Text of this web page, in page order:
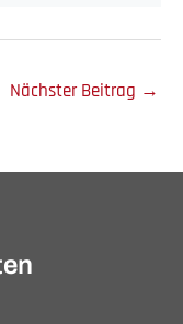
Nächster Beitrag →